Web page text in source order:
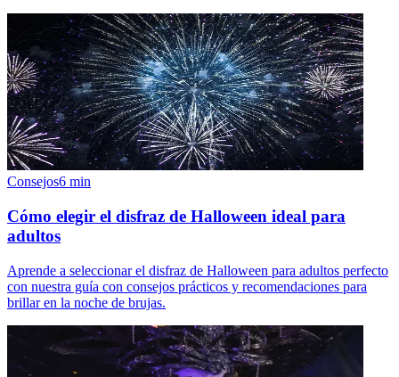
Consejos6 min
Cómo elegir el disfraz de Halloween ideal para
adultos
Aprende a seleccionar el disfraz de Halloween para adultos perfecto
con nuestra guía con consejos prácticos y recomendaciones para
brillar en la noche de brujas.